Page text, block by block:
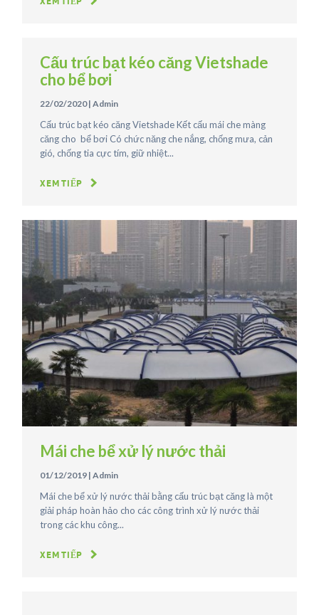
Cấu trúc bạt kéo căng Vietshade
cho bể bơi
22/02/2020| Admin
Cấu trúc bạt kéo căng Vietshade Kết cấu mái che màng
căng cho bể bơi Có chức năng che nắng, chống mưa, cản
gió, chống tia cực tím, giữ nhiệt...
XEM TIẾP
Mái che bể xử lý nước thải
01/12/2019 | Admin
Mái che bể xử lý nước thải bằng cấu trúc bạt căng là một
giải pháp hoàn hảo cho các công trình xử lý nước thải
trong các khu công...
XEM TIẾP